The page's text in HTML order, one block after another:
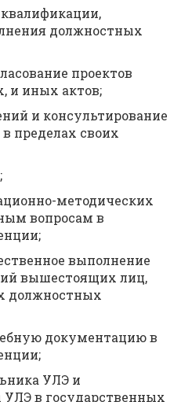
должностных
проектов
и иных актов;
и консультирование
пределах своих
методических
вопросам в
выполнение
вышестоящих лиц,
должностных
документацию в
УЛЭ и
УЛЭ в государственных